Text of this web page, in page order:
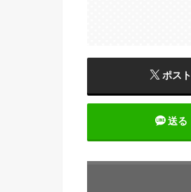
ポスト
送る